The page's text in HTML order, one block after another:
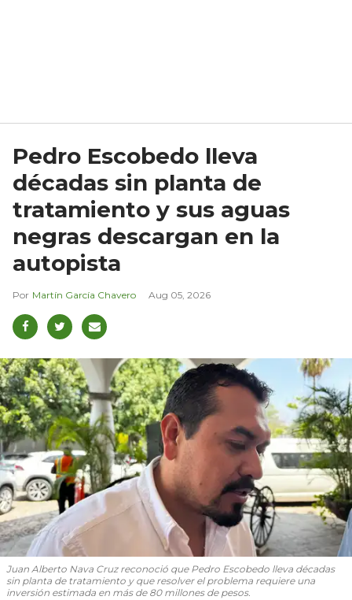
Pedro Escobedo lleva
décadas sin planta de
tratamiento y sus aguas
negras descargan en la
autopista
Martín García Chavero Aug 05, 2026
Juan Alberto Nava Cruz reconoció que Pedro Escobedo lleva décadas
sin planta de tratamiento y que resolver el problema requiere una
inversión estimada en más de 80 millones de pesos.